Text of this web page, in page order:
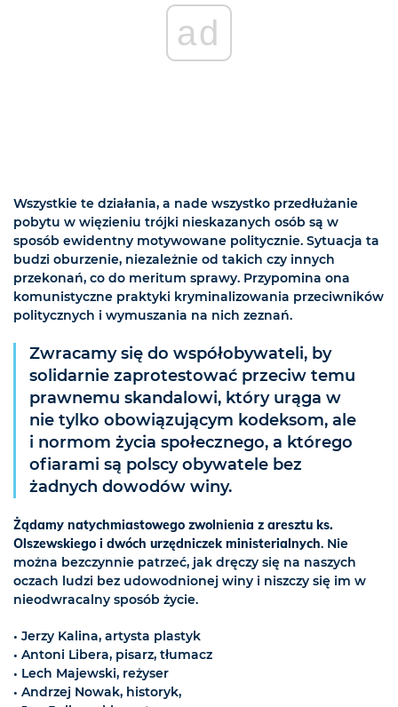
ad
Wszystkie te działania, a nade wszystko przedłużanie
pobytu w więzieniu trójki nieskazanych osób są w
sposób ewidentny motywowane politycznie. Sytuacja ta
budzi oburzenie, niezależnie od takich czy innych
przekonań, co do meritum sprawy. Przypomina ona
komunistyczne praktyki kryminalizowania przeciwników
politycznych i wymuszania na nich zeznań.
Zwracamy się do współobywateli, by
solidarnie zaprotestować przeciw temu
prawnemu skandalowi, który urąga w
nie tylko obowiązującym kodeksom, ale
i normom życia społecznego, a którego
ofiarami są polscy obywatele bez
żadnych dowodów winy.
Żądamy natychmiastowego zwolnienia z aresztu ks.
Olszewskiego i dwóch urzędniczek ministerialnych. Nie
można bezczynnie patrzeć, jak dręczy się na naszych
oczach ludzi bez udowodnionej winy i niszczy się im w
nieodwracalny sposób życie.
• Jerzy Kalina, artysta plastyk
• Antoni Libera, pisarz, tłumacz
• Lech Majewski, reżyser
• Andrzej Nowak, historyk,